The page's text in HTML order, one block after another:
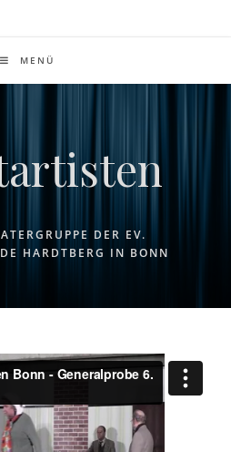
MENÜ
DER EV.
HARDTBERG IN BONN